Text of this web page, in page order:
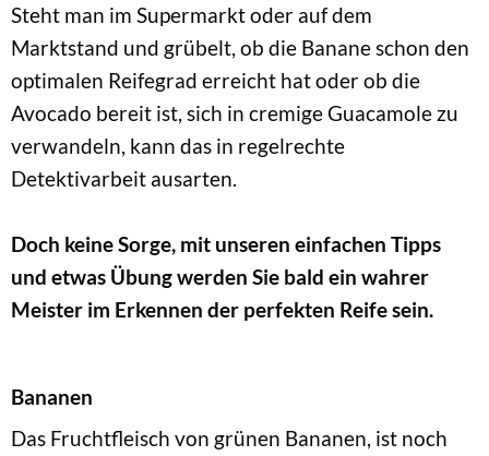
Steht man im Supermarkt oder auf dem
Marktstand und grübelt, ob die Banane schon den
optimalen Reifegrad erreicht hat oder ob die
Avocado bereit ist, sich in cremige Guacamole zu
verwandeln, kann das in regelrechte
Detektivarbeit ausarten.
Doch keine Sorge, mit unseren einfachen Tipps
und etwas Übung werden Sie bald ein wahrer
Meister im Erkennen der perfekten Reife sein.
Bananen
Das Fruchtfleisch von grünen Bananen, ist noch